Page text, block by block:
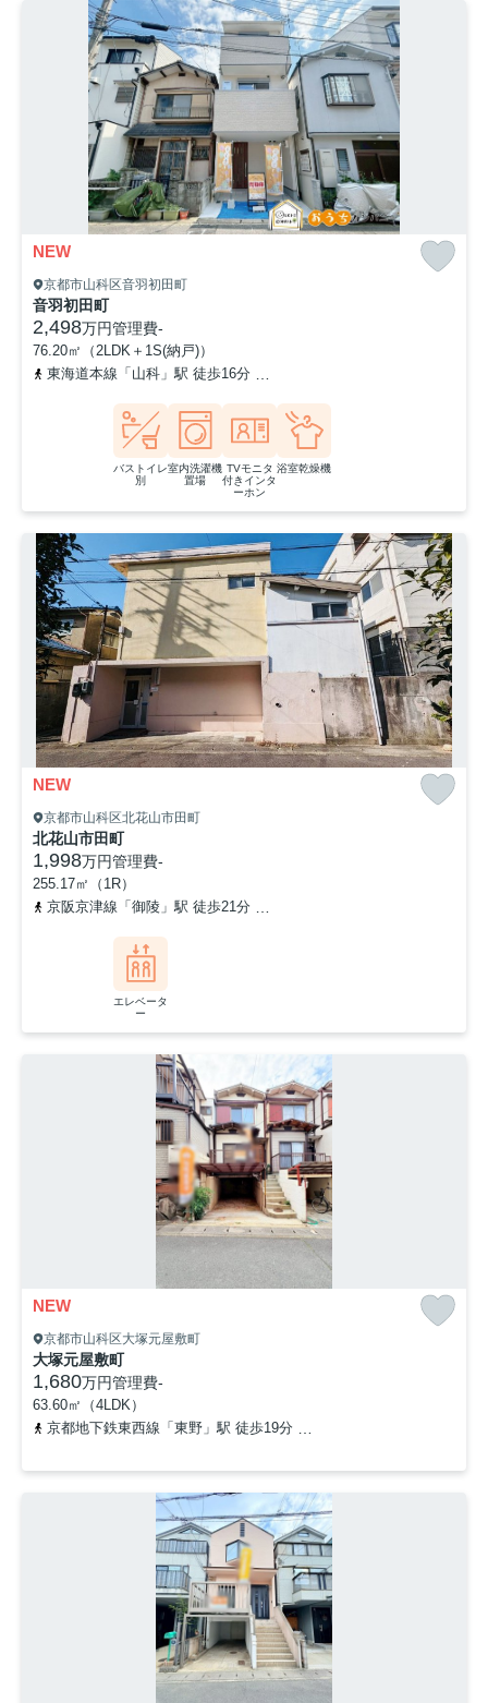
NEW
京都市山科区音羽初田町
音羽初田町
2,498万円管理費-
76.20㎡（2LDK＋1S(納戸)）
東海道本線「山科」駅 徒歩16分
バストイレ
別
室内洗濯機
置場
TVモニタ
付きインタ
ーホン
浴室乾燥機
NEW
京都市山科区北花山市田町
北花山市田町
1,998万円管理費-
255.17㎡（1R）
京阪京津線「御陵」駅 徒歩21分
エレベータ
ー
NEW
京都市山科区大塚元屋敷町
大塚元屋敷町
1,680万円管理費-
63.60㎡（4LDK）
京都地下鉄東西線「東野」駅 徒歩19分